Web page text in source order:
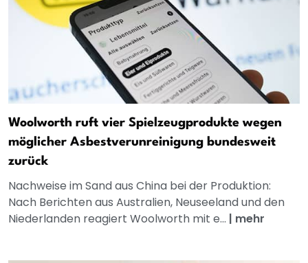
Woolworth ruft vier Spielzeugprodukte wegen
möglicher Asbestverunreinigung bundesweit
zurück
Nachweise im Sand aus China bei der Produktion:
Nach Berichten aus Australien, Neuseeland und den
Niederlanden reagiert Woolworth mit e... | mehr